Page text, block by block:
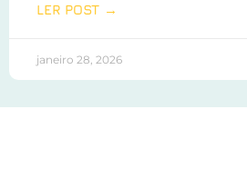
LER POST →
janeiro 28, 2026